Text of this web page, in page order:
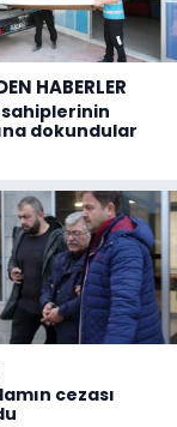
HABERLER
dokundular
cezası